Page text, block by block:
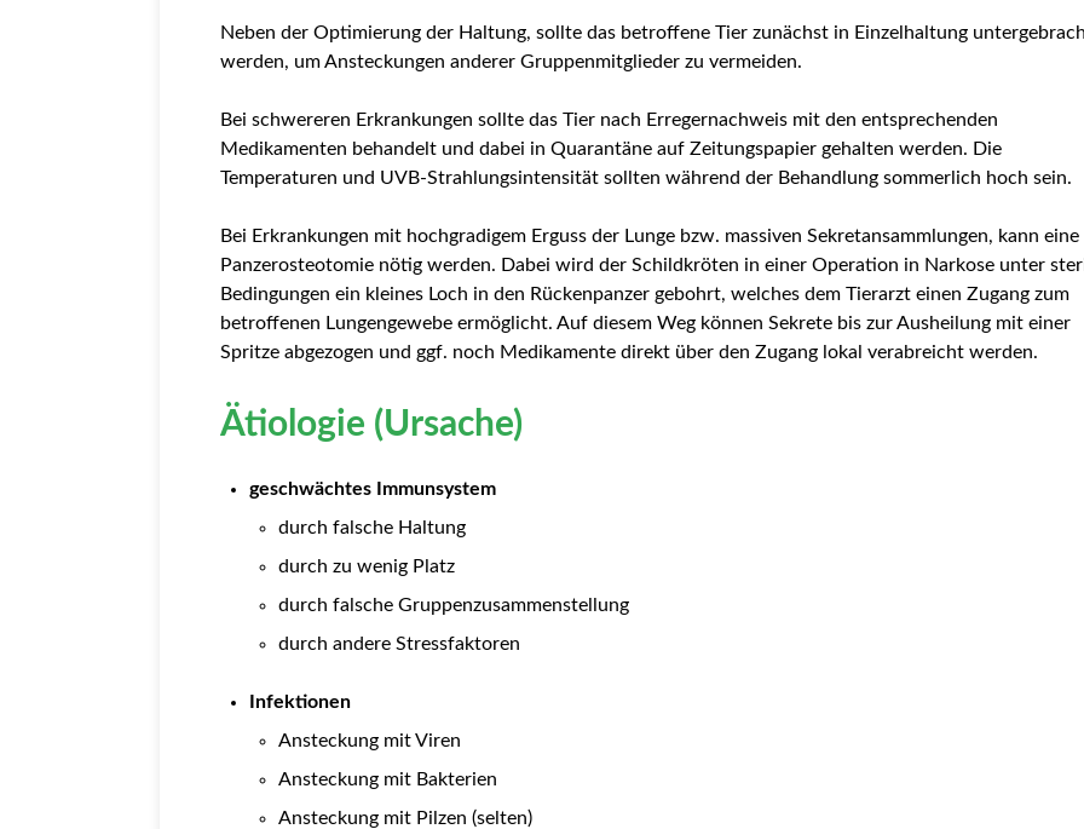
Neben der Optimierung der Haltung, sollte das betroffene Tier zunächst in Einzelhaltung
werden, um Ansteckungen anderer Gruppenmitglieder zu vermeiden.
Bei schwereren Erkrankungen sollte das Tier nach Erregernachweis mit den entsprechenden
Medikamenten behandelt und dabei in Quarantäne auf Zeitungspapier gehalten werden. Die
Temperaturen und UVB-Strahlungsintensität sollten während der Behandlung sommerlich hoch sein.
Bei Erkrankungen mit hochgradigem Erguss der Lunge bzw. massiven Sekretansammlungen, kann eine
Panzerosteotomie nötig werden. Dabei wird der Schildkröten in einer Operation in Narkose unter
Bedingungen ein kleines Loch in den Rückenpanzer gebohrt, welches dem Tierarzt einen Zugang zum
betroffenen Lungengewebe ermöglicht. Auf diesem Weg können Sekrete bis zur Ausheilung mit einer
Spritze abgezogen und ggf. noch Medikamente direkt über den Zugang lokal verabreicht werden.
Ätiologie (Ursache)
geschwächtes Immunsystem
durch falsche Haltung
durch zu wenig Platz
durch falsche Gruppenzusammenstellung
durch andere Stressfaktoren
Infektionen
Ansteckung mit Viren
Ansteckung mit Bakterien
Ansteckung mit Pilzen (selten)